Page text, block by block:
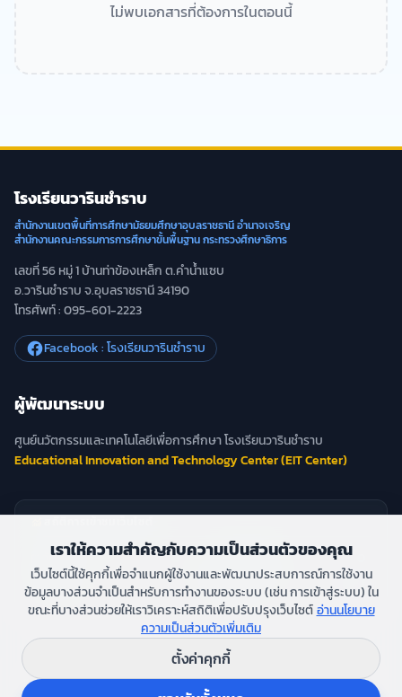
ไม่พบเอกสารที่ต้องการในตอนนี้
โรงเรียนวารินชำราบ
สำนักงานเขตพื้นที่การศึกษามัธยมศึกษาอุบลราชธานี อำนาจเจริญ
สำนักงานคณะกรรมการการศึกษาขั้นพื้นฐาน กระทรวงศึกษาธิการ
เลขที่ 56 หมู่ 1 บ้านท่าข้องเหล็ก ต.คำน้ำแซบ
อ.วารินชำราบ จ.อุบลราชธานี 34190
โทรศัพท์ : 095-601-2223
Facebook : โรงเรียนวารินชำราบ
ผู้พัฒนาระบบ
ศูนย์นวัตกรรมและเทคโนโลยีเพื่อการศึกษา โรงเรียนวารินชำราบ
Educational Innovation and Technology Center (EIT Center)
วันนี้ 0 view_weekสัปดาห์นี้
calendar_monthเดือนนี้ 0 publicทั้งหมด 0
mapแผนผังเว็บไซต์ข้อตกลงการใช้งานนโยบายความเป็นส่วนตัวนโยบายความปลอดภัย
เราให้ความสำคัญกับความเป็นส่วนตัวของคุณ
เว็บไซต์นี้ใช้คุกกี้เพื่อจำแนกผู้ใช้งานและพัฒนาประสบการณ์การใช้งาน
ข้อมูลบางส่วนจำเป็นสำหรับการทำงานของระบบ (เช่น การเข้าสู่ระบบ) ใน
ขณะที่บางส่วนช่วยให้เราวิเคราะห์สถิติเพื่อปรับปรุงเว็บไซต์ อ่านนโยบาย
ความเป็นส่วนตัวเพิ่มเติม
ตั้งค่าคุกกี้